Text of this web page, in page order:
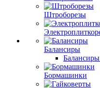
Штроборезы
Балансиры
Бормашинки